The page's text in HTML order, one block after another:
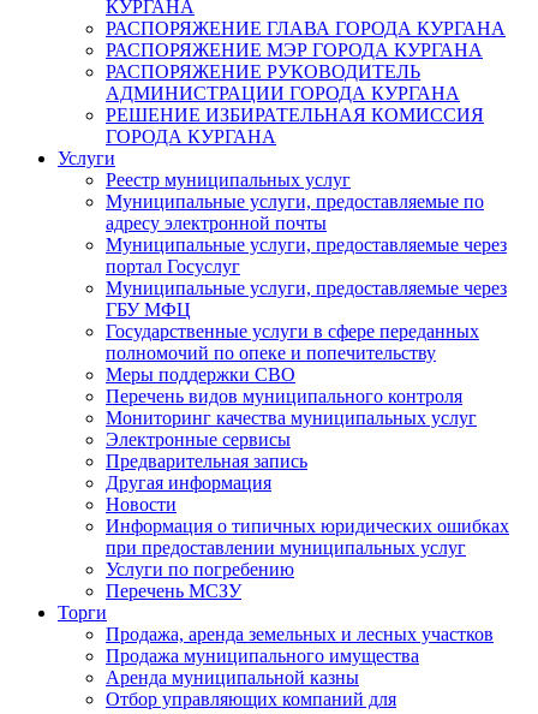
КУРГАНА
РАСПОРЯЖЕНИЕ ГЛАВА ГОРОДА КУРГАНА
РАСПОРЯЖЕНИЕ МЭР ГОРОДА КУРГАНА
РАСПОРЯЖЕНИЕ РУКОВОДИТЕЛЬ
АДМИНИСТРАЦИИ ГОРОДА КУРГАНА
РЕШЕНИЕ ИЗБИРАТЕЛЬНАЯ КОМИССИЯ
ГОРОДА КУРГАНА
Услуги
Реестр муниципальных услуг
Муниципальные услуги, предоставляемые по
адресу электронной почты
Муниципальные услуги, предоставляемые через
портал Госуслуг
Муниципальные услуги, предоставляемые через
ГБУ МФЦ
Государственные услуги в сфере переданных
полномочий по опеке и попечительству
Меры поддержки СВО
Перечень видов муниципального контроля
Мониторинг качества муниципальных услуг
Электронные сервисы
Предварительная запись
Другая информация
Новости
Информация о типичных юридических ошибках
при предоставлении муниципальных услуг
Услуги по погребению
Перечень МСЗУ
Торги
Продажа, аренда земельных и лесных участков
Продажа муниципального имущества
Аренда муниципальной казны
Отбор управляющих компаний для